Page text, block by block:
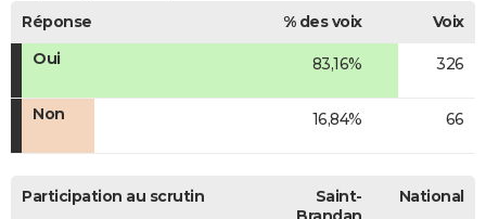
Réponse % des voix
Voix
Oui
83,16% 326
Non 16,84% 66
Participation au scrutin
Saint-
National